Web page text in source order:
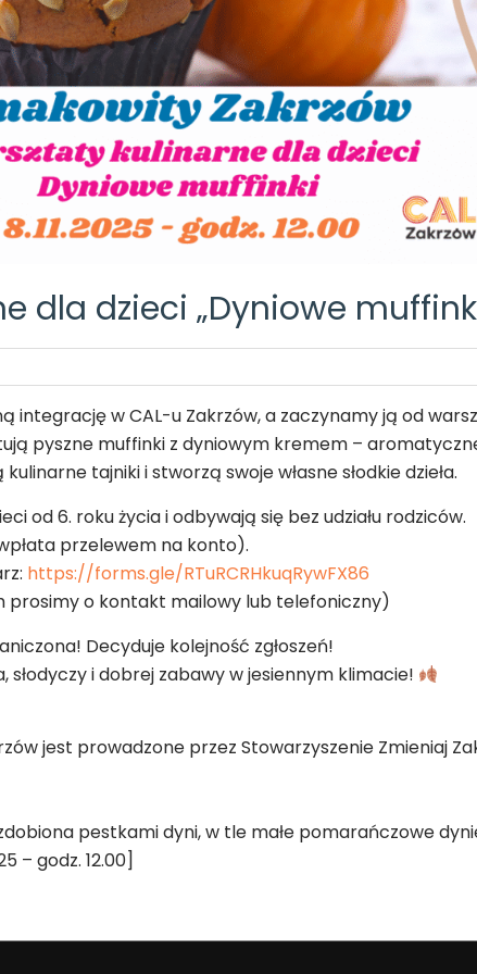
dla dzieci „Dyniowe
integrację w CAL-u Zakrzów, a zaczynamy ją od
pyszne muffinki z dyniowym kremem –
tajniki i stworzą swoje własne słodkie dzieła.
od 6. roku życia i odbywają się bez udziału rodziców.
przelewem na konto).
https://forms.gle/RTuRCRHkuqRywFX86
o kontakt mailowy lub telefoniczny)
Decyduje kolejność zgłoszeń!
słodyczy i dobrej zabawy w jesiennym klimacie!
jest prowadzone przez Stowarzyszenie Zmieniaj
pestkami dyni, w tle małe pomarańczowe
– godz. 12.00]